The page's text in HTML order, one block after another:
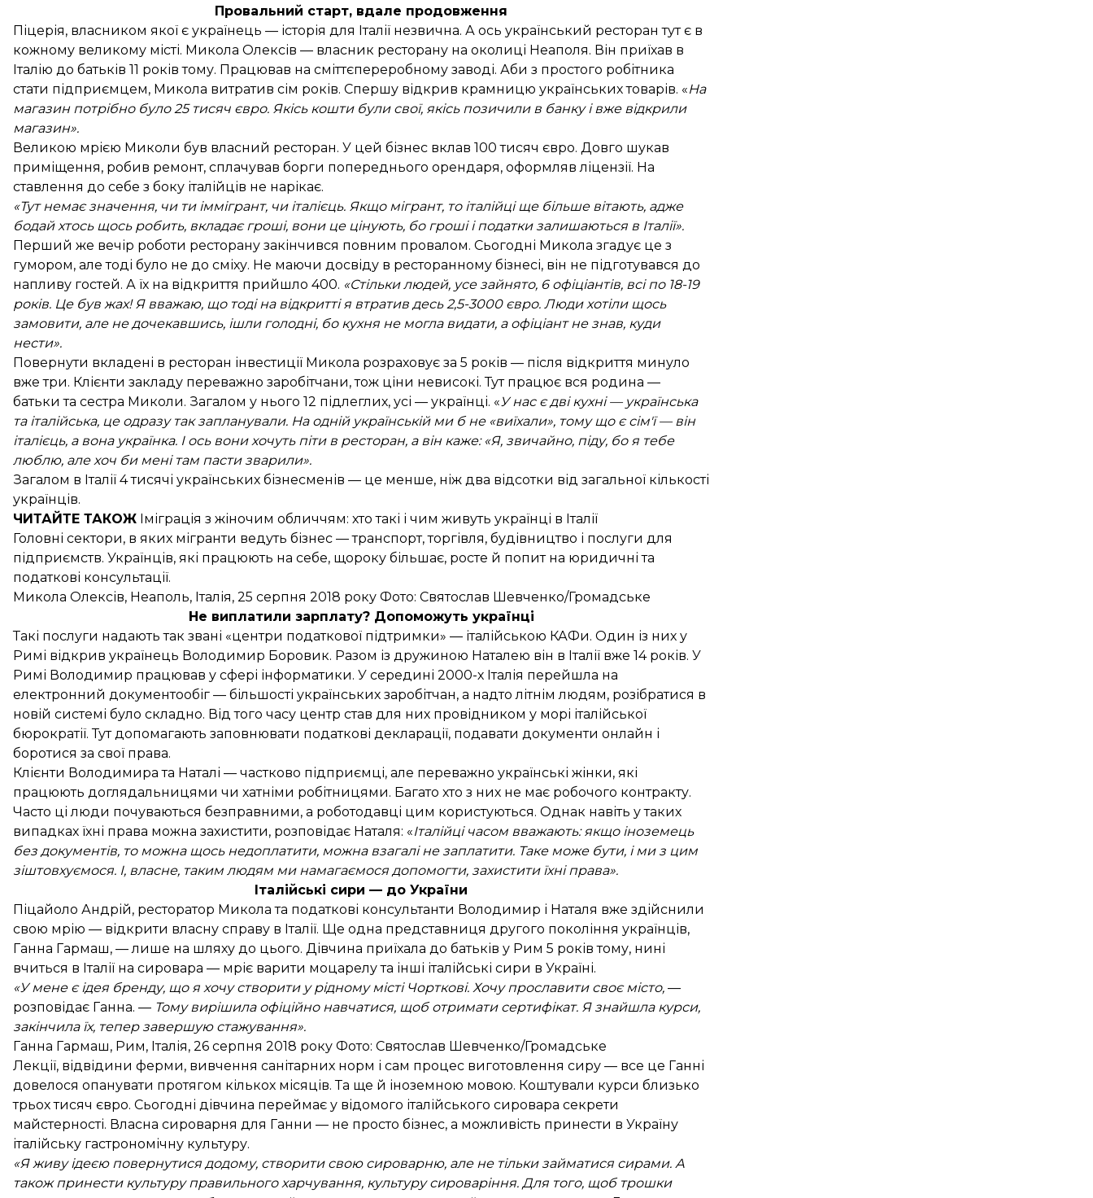
Провальний старт, вдале продовження
Піцерія, власником якої є українець — історія для Італії незвична. А ось український ресторан тут є в
кожному великому місті. Микола Олексів — власник ресторану на околиці Неаполя. Він приїхав в
Італію до батьків 11 років тому. Працював на сміттєпереробному заводі. Аби з простого робітника
стати підприємцем, Микола витратив сім років. Спершу відкрив крамницю українських товарів. «На
магазин потрібно було 25 тисяч євро. Якісь кошти були свої, якісь позичили в банку і вже відкрили
магазин».
Великою мрією Миколи був власний ресторан. У цей бізнес вклав 100 тисяч євро. Довго шукав
приміщення, робив ремонт, сплачував борги попереднього орендаря, оформляв ліцензії. На
ставлення до себе з боку італійців не нарікає.
«Тут немає значення, чи ти іммігрант, чи італієць. Якщо мігрант, то італійці ще більше вітають, адже
бодай хтось щось робить, вкладає гроші, вони це цінують, бо гроші і податки залишаються в Італії».
Перший же вечір роботи ресторану закінчився повним провалом. Сьогодні Микола згадує це з
гумором, але тоді було не до сміху. Не маючи досвіду в ресторанному бізнесі, він не підготувався до
напливу гостей. А їх на відкриття прийшло 400. «Стільки людей, усе зайнято, 6 офіціантів, всі по 18-19
років. Це був жах! Я вважаю, що тоді на відкритті я втратив десь 2,5-3000 євро. Люди хотіли щось
замовити, але не дочекавшись, ішли голодні, бо кухня не могла видати, а офіціант не знав, куди
нести».
Повернути вкладені в ресторан інвестиції Микола розраховує за 5 років — після відкриття минуло
вже три. Клієнти закладу переважно заробітчани, тож ціни невисокі. Тут працює вся родина —
батьки та сестра Миколи. Загалом у нього 12 підлеглих, усі — українці. «У нас є дві кухні — українська
та італійська, це одразу так запланували. На одній українській ми б не «виїхали», тому що є сім'ї — він
італієць, а вона українка. І ось вони хочуть піти в ресторан, а він каже: «Я, звичайно, піду, бо я тебе
люблю, але хоч би мені там пасти зварили».
Загалом в Італії 4 тисячі українських бізнесменів — це менше, ніж два відсотки від загальної кількості
українців.
ЧИТАЙТЕ ТАКОЖ Іміграція з жіночим обличчям: хто такі і чим живуть українці в Італії
Головні сектори, в яких мігранти ведуть бізнес — транспорт, торгівля, будівництво і послуги для
підприємств. Українців, які працюють на себе, щороку більшає, росте й попит на юридичні та
податкові консультації.
Микола Олексів, Неаполь, Італія, 25 серпня 2018 року Фото: Святослав Шевченко/Громадське
Не виплатили зарплату? Допоможуть українці
Такі послуги надають так звані «центри податкової підтримки» — італійською КАФи. Один із них у
Римі відкрив українець Володимир Боровик. Разом із дружиною Наталею він в Італії вже 14 років. У
Римі Володимир працював у сфері інформатики. У середині 2000-х Італія перейшла на
електронний документообіг — більшості українських заробітчан, а надто літнім людям, розібратися в
новій системі було складно. Від того часу центр став для них провідником у морі італійської
бюрократії. Тут допомагають заповнювати податкові декларації, подавати документи онлайн і
боротися за свої права.
Клієнти Володимира та Наталі — частково підприємці, але переважно українські жінки, які
працюють доглядальницями чи хатніми робітницями. Багато хто з них не має робочого контракту.
Часто ці люди почуваються безправними, а роботодавці цим користуються. Однак навіть у таких
випадках їхні права можна захистити, розповідає Наталя: «Італійці часом вважають: якщо іноземець
без документів, то можна щось недоплатити, можна взагалі не заплатити. Таке може бути, і ми з цим
зіштовхуємося. І, власне, таким людям ми намагаємося допомогти, захистити їхні права».
Італійські сири — до України
Піцайоло Андрій, ресторатор Микола та податкові консультанти Володимир і Наталя вже здійснили
свою мрію — відкрити власну справу в Італії. Ще одна представниця другого покоління українців,
Ганна Гармаш, — лише на шляху до цього. Дівчина приїхала до батьків у Рим 5 років тому, нині
вчиться в Італії на сировара — мріє варити моцарелу та інші італійські сири в Україні.
«У мене є ідея бренду, що я хочу створити у рідному місті Чорткові. Хочу прославити своє місто, —
розповідає Ганна. — Тому вирішила офіційно навчатися, щоб отримати сертифікат. Я знайшла курси,
закінчила їх, тепер завершую стажування».
Ганна Гармаш, Рим, Італія, 26 серпня 2018 року Фото: Святослав Шевченко/Громадське
Лекції, відвідини ферми, вивчення санітарних норм і сам процес виготовлення сиру — все це Ганні
довелося опанувати протягом кількох місяців. Та ще й іноземною мовою. Коштували курси близько
трьох тисяч євро. Сьогодні дівчина переймає у відомого італійського сировара секрети
майстерності. Власна сироварня для Ганни — не просто бізнес, а можливість принести в Україну
італійську гастрономічну культуру.
«Я живу ідеєю повернутися додому, створити свою сироварню, але не тільки займатися сирами. А
також принести культуру правильного харчування, культуру сироваріння. Для того, щоб трошки